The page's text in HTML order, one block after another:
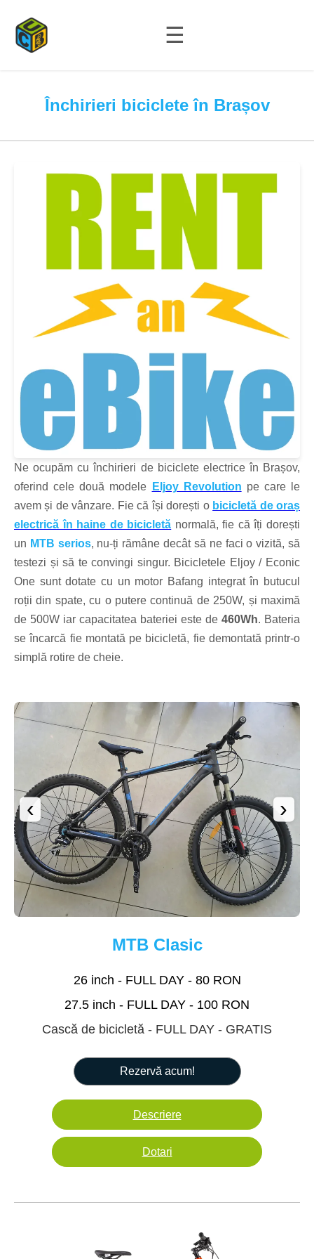
☰
Închirieri biciclete în Brașov
Ne ocupăm cu închirieri de biciclete electrice în Brașov,
oferind cele două modele
Eljoy Revolution pe care le
avem și de vânzare. Fie că își dorești o bicicletă de oraș
electrică în haine de bicicletă normală, fie că îți dorești
un MTB serios, nu-ți rămâne decât să ne faci o vizită, să
testezi și să te convingi singur. Bicicletele Eljoy / Econic
One sunt dotate cu un motor Bafang integrat în butucul
roții din spate, cu o putere continuă de 250W, și maximă
de 500W iar capacitatea bateriei este de 460Wh. Bateria
se încarcă fie montată pe bicicletă, fie demontată printr-o
simplă rotire de cheie.
‹ ›
MTB Clasic
26 inch - FULL DAY - 80 RON
27.5 inch - FULL DAY - 100 RON
Cască de bicicletă - FULL DAY - GRATIS
Rezervă acum!
Descriere
Dotari